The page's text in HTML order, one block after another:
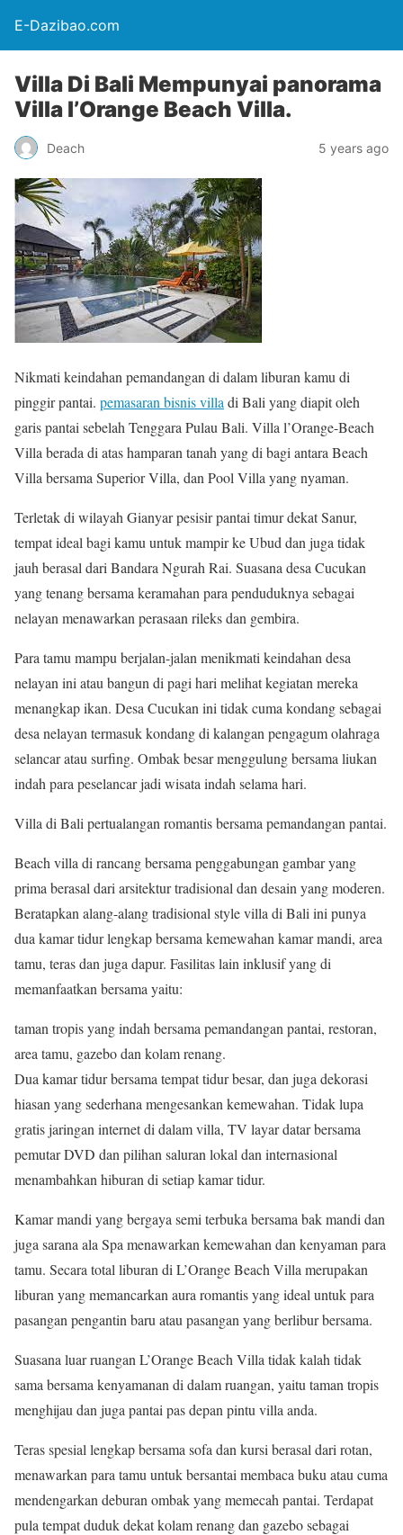
E-Dazibao.com
Villa Di Bali Mempunyai panorama
Villa l’Orange Beach Villa.
Deach 5 years ago
Nikmati keindahan pemandangan di dalam liburan kamu di
pinggir pantai. pemasaran bisnis villa di Bali yang diapit oleh
garis pantai sebelah Tenggara Pulau Bali. Villa l’Orange-Beach
Villa berada di atas hamparan tanah yang di bagi antara Beach
Villa bersama Superior Villa, dan Pool Villa yang nyaman.
Terletak di wilayah Gianyar pesisir pantai timur dekat Sanur,
tempat ideal bagi kamu untuk mampir ke Ubud dan juga tidak
jauh berasal dari Bandara Ngurah Rai. Suasana desa Cucukan
yang tenang bersama keramahan para penduduknya sebagai
nelayan menawarkan perasaan rileks dan gembira.
Para tamu mampu berjalan-jalan menikmati keindahan desa
nelayan ini atau bangun di pagi hari melihat kegiatan mereka
menangkap ikan. Desa Cucukan ini tidak cuma kondang sebagai
desa nelayan termasuk kondang di kalangan pengagum olahraga
selancar atau surfing. Ombak besar menggulung bersama liukan
indah para peselancar jadi wisata indah selama hari.
Villa di Bali pertualangan romantis bersama pemandangan pantai.
Beach villa di rancang bersama penggabungan gambar yang
prima berasal dari arsitektur tradisional dan desain yang moderen.
Beratapkan alang-alang tradisional style villa di Bali ini punya
dua kamar tidur lengkap bersama kemewahan kamar mandi, area
tamu, teras dan juga dapur. Fasilitas lain inklusif yang di
memanfaatkan bersama yaitu:
taman tropis yang indah bersama pemandangan pantai, restoran,
area tamu, gazebo dan kolam renang.
Dua kamar tidur bersama tempat tidur besar, dan juga dekorasi
hiasan yang sederhana mengesankan kemewahan. Tidak lupa
gratis jaringan internet di dalam villa, TV layar datar bersama
pemutar DVD dan pilihan saluran lokal dan internasional
menambahkan hiburan di setiap kamar tidur.
Kamar mandi yang bergaya semi terbuka bersama bak mandi dan
juga sarana ala Spa menawarkan kemewahan dan kenyaman para
tamu. Secara total liburan di L’Orange Beach Villa merupakan
liburan yang memancarkan aura romantis yang ideal untuk para
pasangan pengantin baru atau pasangan yang berlibur bersama.
Suasana luar ruangan L’Orange Beach Villa tidak kalah tidak
sama bersama kenyamanan di dalam ruangan, yaitu taman tropis
menghijau dan juga pantai pas depan pintu villa anda.
Teras spesial lengkap bersama sofa dan kursi berasal dari rotan,
menawarkan para tamu untuk bersantai membaca buku atau cuma
mendengarkan deburan ombak yang memecah pantai. Terdapat
pula tempat duduk dekat kolam renang dan gazebo sebagai